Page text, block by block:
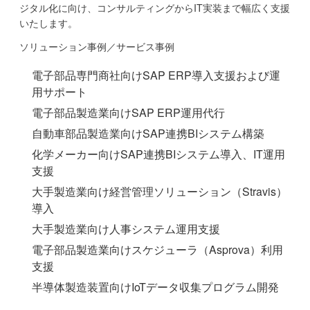
ジタル化に向け、コンサルティングからIT実装まで幅広く支援
いたします。
ソリューション事例／サービス事例
電子部品専門商社向けSAP ERP導入支援および運
用サポート
電子部品製造業向けSAP ERP運用代行
自動車部品製造業向けSAP連携BIシステム構築
化学メーカー向けSAP連携BIシステム導入、IT運用
支援
大手製造業向け経営管理ソリューション（Stravis）
導入
大手製造業向け人事システム運用支援
電子部品製造業向けスケジューラ（Asprova）利用
支援
半導体製造装置向けIoTデータ収集プログラム開発